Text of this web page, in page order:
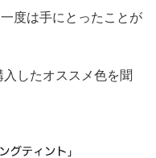
度は手にとったことが
したオススメ色を聞